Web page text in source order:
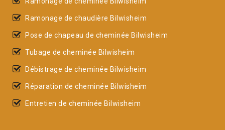
Ramonage de chaudière Bilwisheim
Pose de chapeau de cheminée Bilwisheim
Tubage de cheminée Bilwisheim
Débistrage de cheminée Bilwisheim
Réparation de cheminée Bilwisheim
Entretien de cheminée Bilwisheim